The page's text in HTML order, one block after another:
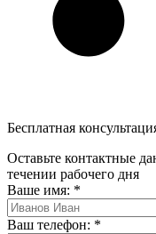
Бесплатная
Оставьте контактные
течении рабочего дня
Ваше имя: *
Ваш телефон: *